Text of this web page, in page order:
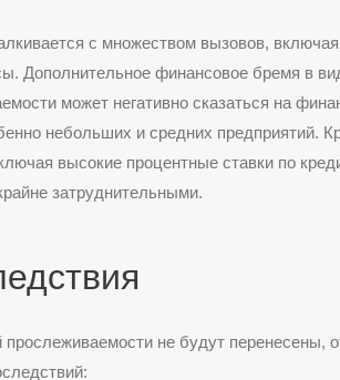
с множеством вызовов, включая
Дополнительное финансовое бремя в
может негативно сказаться на
небольших и средних предприятий.
высокие процентные ставки по
затруднительными.
не будут перенесены,